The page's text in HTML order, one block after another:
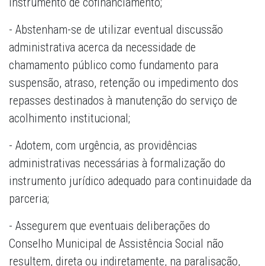
- Abstenham-se de utilizar eventual discussão
administrativa acerca da necessidade de
chamamento público como fundamento para
suspensão, atraso, retenção ou impedimento dos
repasses destinados à manutenção do serviço de
acolhimento institucional;
- Adotem, com urgência, as providências
administrativas necessárias à formalização do
instrumento jurídico adequado para continuidade da
parceria;
- Assegurem que eventuais deliberações do
Conselho Municipal de Assistência Social não
resultem, direta ou indiretamente, na paralisação,